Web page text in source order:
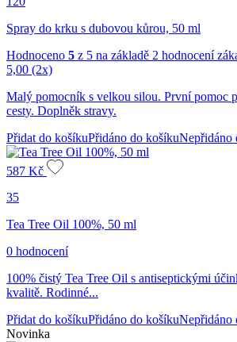
Spray do krku s dubovou kůrou, 50 ml
Hodnoceno 5 z 5 na základě 2 hodnocení
5,00 (2x)
Malý pomocník s velkou silou. První pomoc
cesty. Doplněk stravy.
Přidat do košíkuPřidáno do košíkuNepřidáno
587 Kč
35
Tea Tree Oil 100%, 50 ml
0 hodnocení
100% čistý Tea Tree Oil s antiseptickými
kvalitě. Rodinné...
Přidat do košíkuPřidáno do košíkuNepřidáno
Novinka